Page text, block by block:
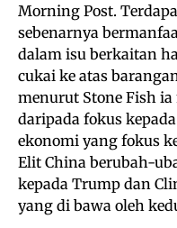
Morning Post.
sebenarnya
dalam isu berkaitan
cukai ke atas
menurut Stone Fish
daripada fokus
ekonomi yang fokus
Elit China berubah-
kepada Trump dan
yang di bawa oleh